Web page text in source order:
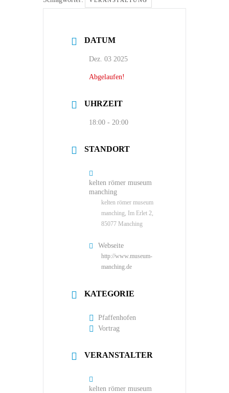
DATUM
Dez. 03 2025
Abgelaufen!
UHRZEIT
18:00 - 20:00
STANDORT
kelten römer museum
manching
kelten römer museum
manching, Im Erlet 2,
85077 Manching
Webseite
http://www.museum-
manching.de
KATEGORIE
Pfaffenhofen
Vortrag
VERANSTALTER
kelten römer museum